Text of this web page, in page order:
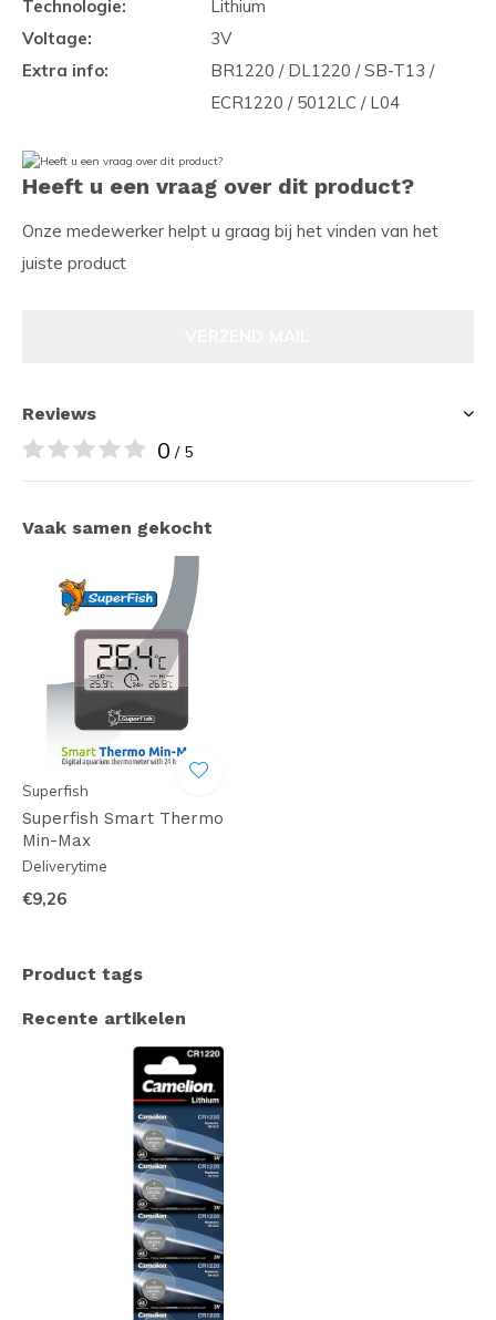
Technologie:
Lithium
Voltage:
3V
Extra info:
BR1220 / DL1220 / SB-T13 /
ECR1220 / 5012LC / L04
Heeft u een vraag over dit product?
Onze medewerker helpt u graag bij het vinden van het
juiste product
Reviews
0 / 5
Vaak samen gekocht
Superfish
Superfish Smart Thermo
Min-Max
Deliverytime
€9,26
Product tags
Recente artikelen